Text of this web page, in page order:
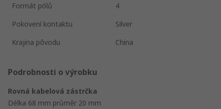
Formát pólů
4
Pokovení kontaktu
Silver
Krajina pôvodu
China
Podrobnosti o výrobku
Rovná kabelová zástrčka
Délka 68 mm průměr 20 mm